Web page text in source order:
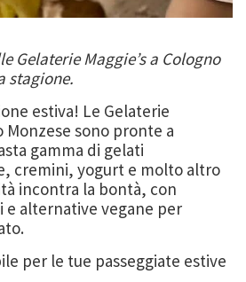
Gelaterie Maggie’s a Cologno
stagione.
estiva! Le Gelaterie
Monzese sono pronte a
gamma di gelati
cremini, yogurt e molto altro
incontra la bontà, con
alternative vegane per
per le tue passeggiate estive